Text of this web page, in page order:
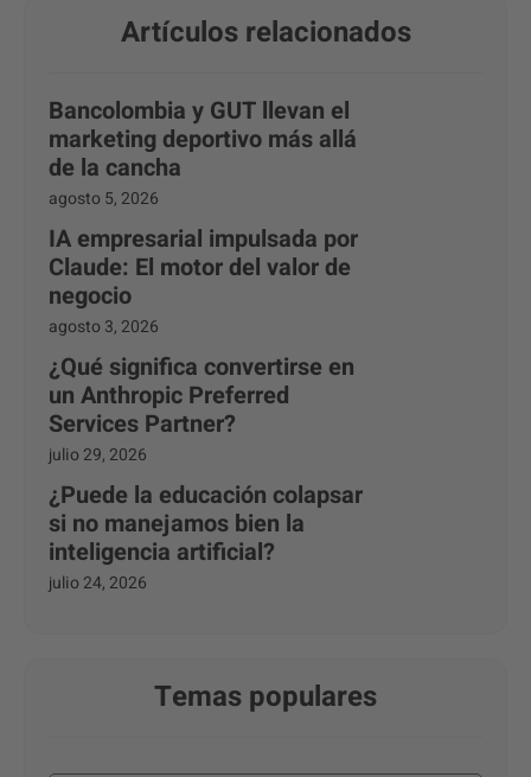
Artículos relacionados
Bancolombia y GUT llevan el
marketing deportivo más allá
de la cancha
agosto 5, 2026
IA empresarial impulsada por
Claude: El motor del valor de
negocio
agosto 3, 2026
¿Qué significa convertirse en
un Anthropic Preferred
Services Partner?
julio 29, 2026
¿Puede la educación colapsar
si no manejamos bien la
inteligencia artificial?
julio 24, 2026
Temas populares